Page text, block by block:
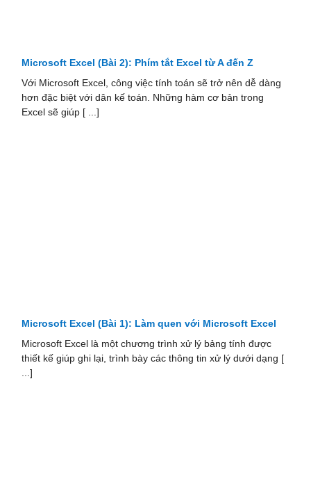
Microsoft Excel (Bài 2): Phím tắt Excel từ A đến Z
Với Microsoft Excel, công việc tính toán sẽ trở nên dễ dàng
hơn đặc biệt với dân kế toán. Những hàm cơ bản trong
Excel sẽ giúp [ ...]
Microsoft Excel (Bài 1): Làm quen với Microsoft Excel
Microsoft Excel là một chương trình xử lý bảng tính được
thiết kế giúp ghi lại, trình bày các thông tin xử lý dưới dạng [
...]